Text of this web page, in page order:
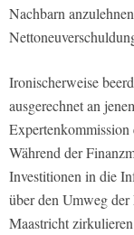
Nachbarn
Ironischerweise
ausgerechnet an
Expertenkommission
Während der
Investitionen in die
über den Umweg
Maastricht